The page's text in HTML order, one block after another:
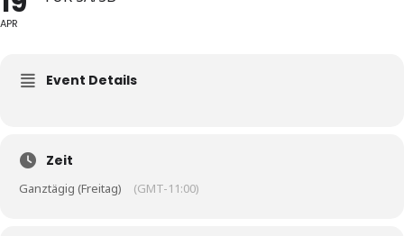
APR
Event Details
Zeit
Ganztägig (Freitag) (GMT-11:00)